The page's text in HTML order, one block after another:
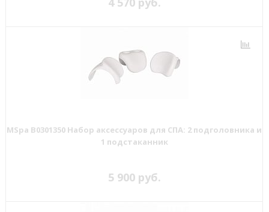
MSpa B0301350 Набор аксессуаров для СПА: 2 подголовника и
1 подстаканник
5 900 руб.